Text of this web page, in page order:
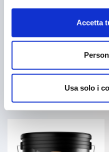
lacookie policy.
Accetta
Usa solo i